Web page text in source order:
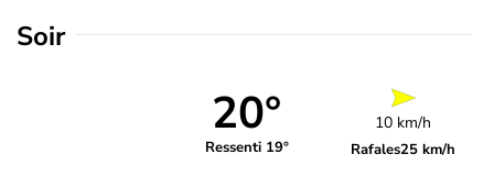
Soir
20°
Ressenti 19°
10 km/h
Rafales25 km/h